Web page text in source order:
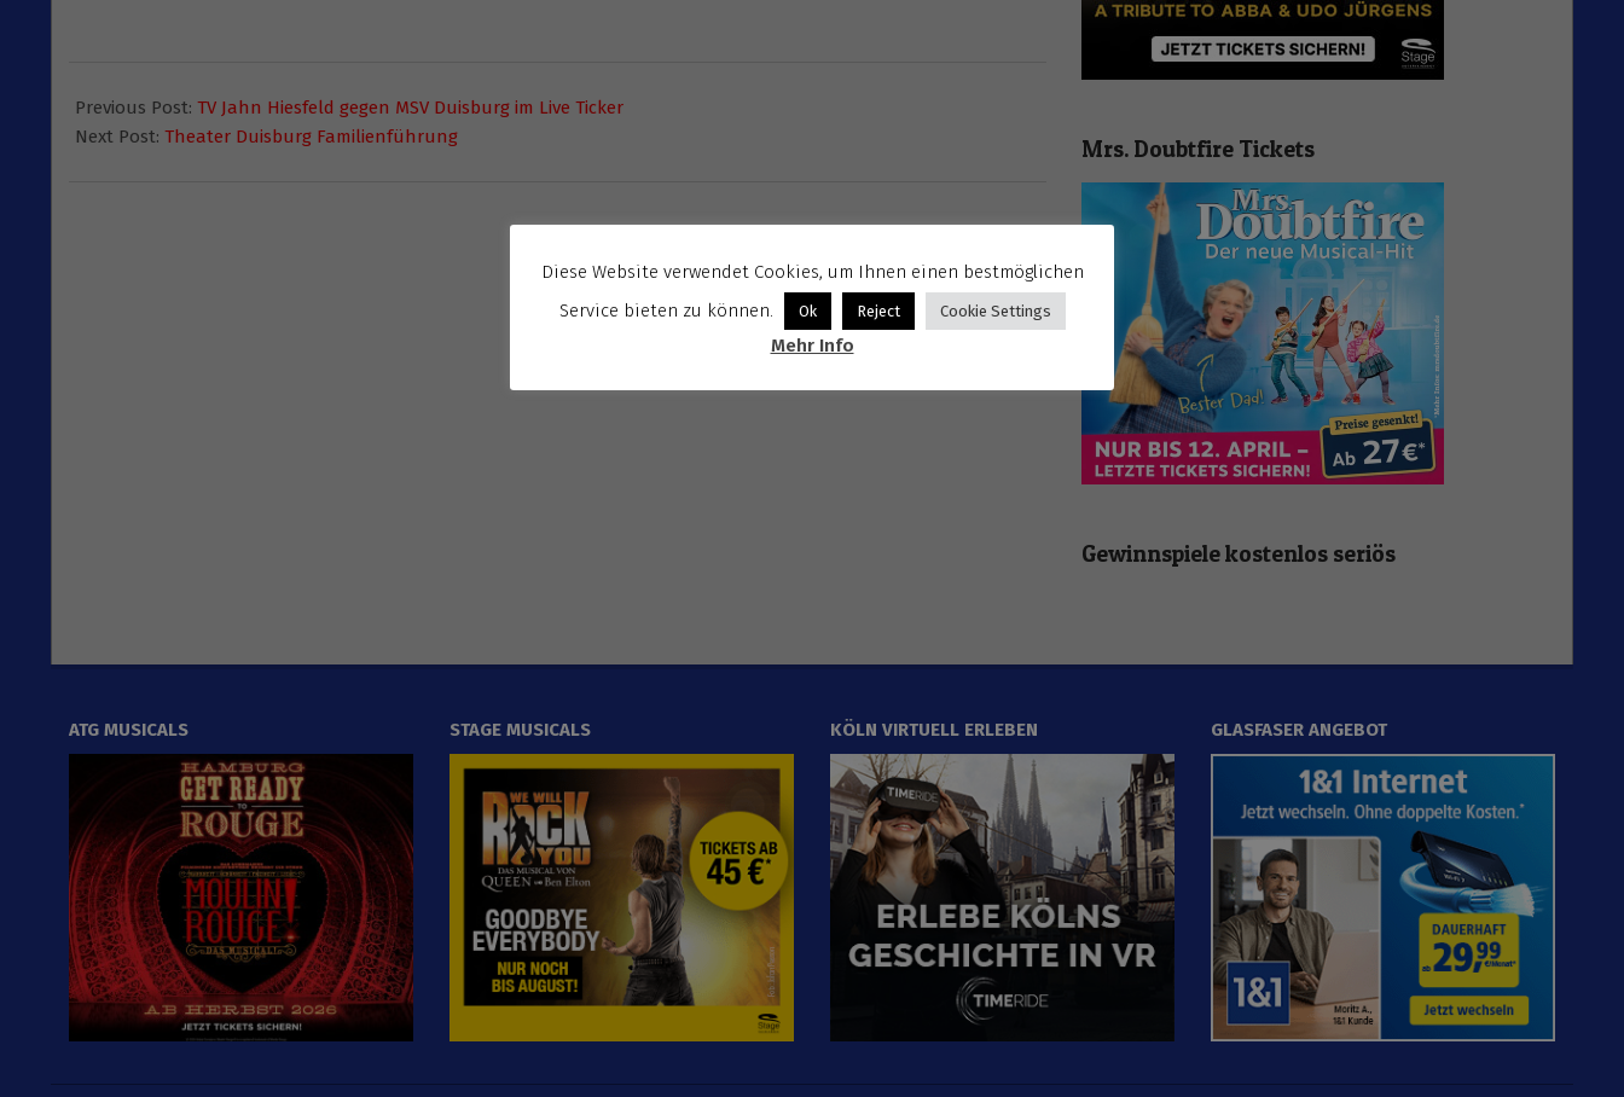
11-
15
Previous Post: TV Jahn Hiesfeld gegen MSV Duisburg im Live Ticker
Next Post: Theater Duisburg Familienführung Mrs. Doubtfire Tickets
Gewinnspiele kostenlos seriös
ATG MUSICALS STAGE MUSICALS KÖLN VIRTUELL ERLEBEN GLASFASER ANGEBOT
Diese Website verwendet Cookies, um Ihnen einen bestmöglichen
Service bieten zu können.
Ok Reject Cookie Settings
Mehr Info